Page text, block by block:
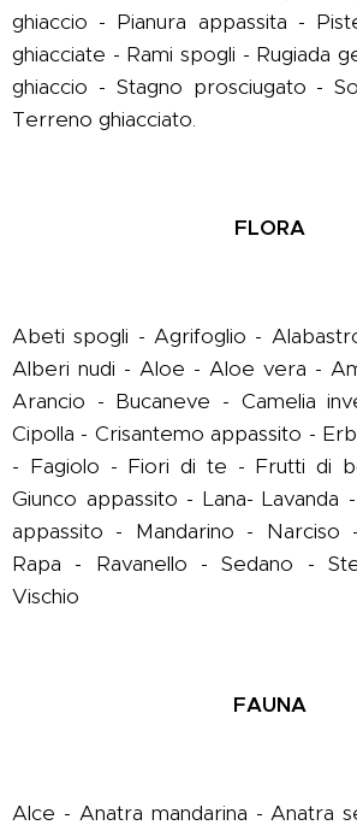
ghiaccio - Pianura appassita -
ghiacciate - Rami spogli - Rugiada
ghiaccio - Stagno prosciugato -
Terreno ghiacciato.
FLORA
Abeti spogli - Agrifoglio -
Alberi nudi - Aloe - Aloe vera -
Arancio - Bucaneve - Camelia
Cipolla - Crisantemo appassito -
- Fagiolo - Fiori di te - Frutti di
Giunco appassito - Lana- Lavanda
appassito - Mandarino - Narciso
Rapa - Ravanello - Sedano -
Vischio
FAUNA
Alce - Anatra mandarina - Anatra